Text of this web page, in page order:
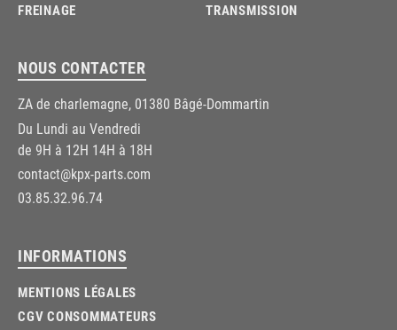
FREINAGE
TRANSMISSION
NOUS CONTACTER
ZA de charlemagne, 01380 Bâgé-Dommartin
Du Lundi au Vendredi
de 9H à 12H 14H à 18H
contact@kpx-parts.com
03.85.32.96.74
INFORMATIONS
MENTIONS LÉGALES
CGV CONSOMMATEURS